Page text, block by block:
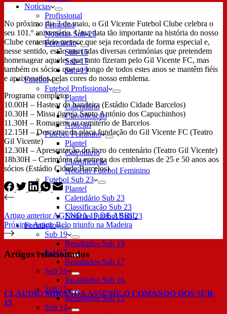
Notícias
Profissional
Feminino
Notícias Sub-23
Formação
Sub-15
Sub-17
Sub-19
Futebol
Futebol Profissional
Plantel
Calendário
Classificação
Notícias
Futebol Feminino
Plantel
Calendário
Classificação
Notícias Futebol Feminino
Futebol Sub 23
Plantel
Calendário Sub 23
Classificação Sub 23
Notícias Futebol Sub 23
Formação
Sub 19
Resultados Sub 19
Sub 17
Resultados Sub 17
Sub 16
Resultados Sub 16
Sub 15
Resultados Sub 15
Sub 14
No próximo dia 3 de maio, o Gil Vicente Futebol Clube celebra o
seu 101.º aniversário. Uma data tão importante na história do nosso
Clube centenário merece que seja recordada de forma especial e,
nesse sentido, estão marcadas diversas cerimónias que pretendem
homenagear aqueles que tanto fizeram pelo Gil Vicente FC, mas
também os sócios que ao longo de todos estes anos se mantêm fiéis
e apaixonados pelas cores do nosso emblema.
Programa completo:
10.00H – Hastear da bandeira (Estádio Cidade Barcelos)
10.30H – Missa (igreja Santo António dos Capuchinhos)
11.30H – Romagem ao cemitério de Barcelos
12.15H – Descerrar da placa fundação do Gil Vicente FC (Teatro
Gil Vicente)
12.30H – Apresentação do livro do centenário (Teatro Gil Vicente)
18h30H – Cerimónia da entrega dos emblemas de 25 e 50 anos aos
sócios (Estádio Cidade Barcelos)
Artigo anteriorAGENDA 19 DE ABRIL
PróximoArtigo Belo triunfo na Madeira
Artigos relacionados
CLÁUDIO MIRANDA ASSUME O COMANDO DOS SUB-
15